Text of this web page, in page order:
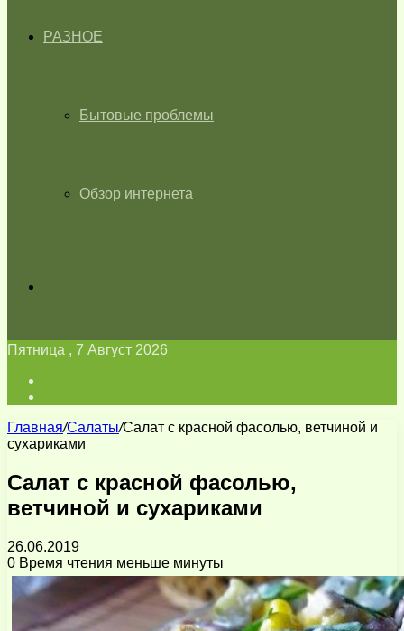
РАЗНОЕ
Бытовые проблемы
Обзор интернета
Пятница , 7 Август 2026
Главная/Салаты/Салат с красной фасолью, ветчиной и
сухариками
Салат с красной фасолью,
ветчиной и сухариками
26.06.2019
0 Время чтения меньше минуты